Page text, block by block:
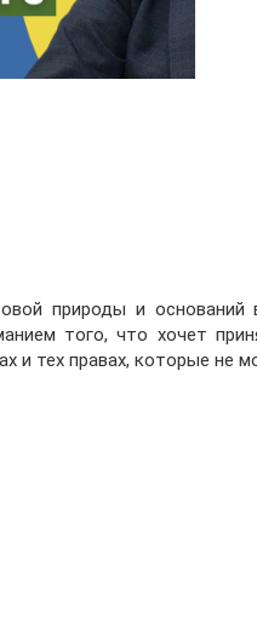
природы и
того, что хочет
и тех правах, которые не